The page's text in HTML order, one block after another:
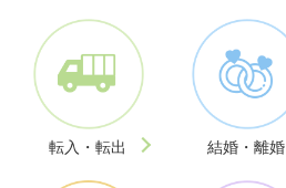
転入・転出 結婚・離婚